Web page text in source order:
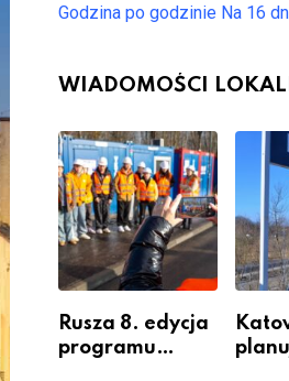
Godzina po godzinie Na 16
WIADOMOŚCI
Rusza 8. edycja
programu